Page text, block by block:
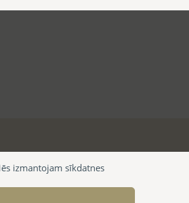
izmantojam sīkdatnes